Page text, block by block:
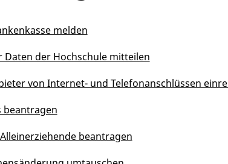
melden
der Hochschule mitteilen
von Internet- und Telefonanschlüssen
beantragen
beantragen